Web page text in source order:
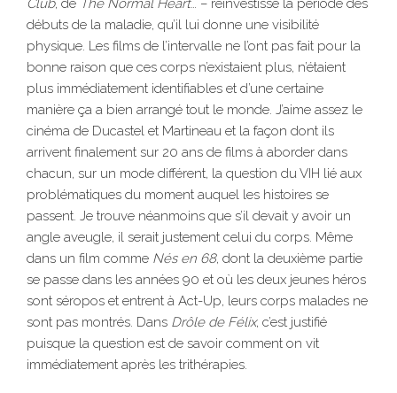
Club, de The Normal Heart… – réinvestisse la période des
débuts de la maladie, qu’il lui donne une visibilité
physique. Les films de l’intervalle ne l’ont pas fait pour la
bonne raison que ces corps n’existaient plus, n’étaient
plus immédiatement identifiables et d’une certaine
manière ça a bien arrangé tout le monde. J’aime assez le
cinéma de Ducastel et Martineau et la façon dont ils
arrivent finalement sur 20 ans de films à aborder dans
chacun, sur un mode différent, la question du VIH lié aux
problématiques du moment auquel les histoires se
passent. Je trouve néanmoins que s’il devait y avoir un
angle aveugle, il serait justement celui du corps. Même
dans un film comme Nés en 68, dont la deuxième partie
se passe dans les années 90 et où les deux jeunes héros
sont séropos et entrent à Act-Up, leurs corps malades ne
sont pas montrés. Dans Drôle de Félix, c’est justifié
puisque la question est de savoir comment on vit
immédiatement après les trithérapies.